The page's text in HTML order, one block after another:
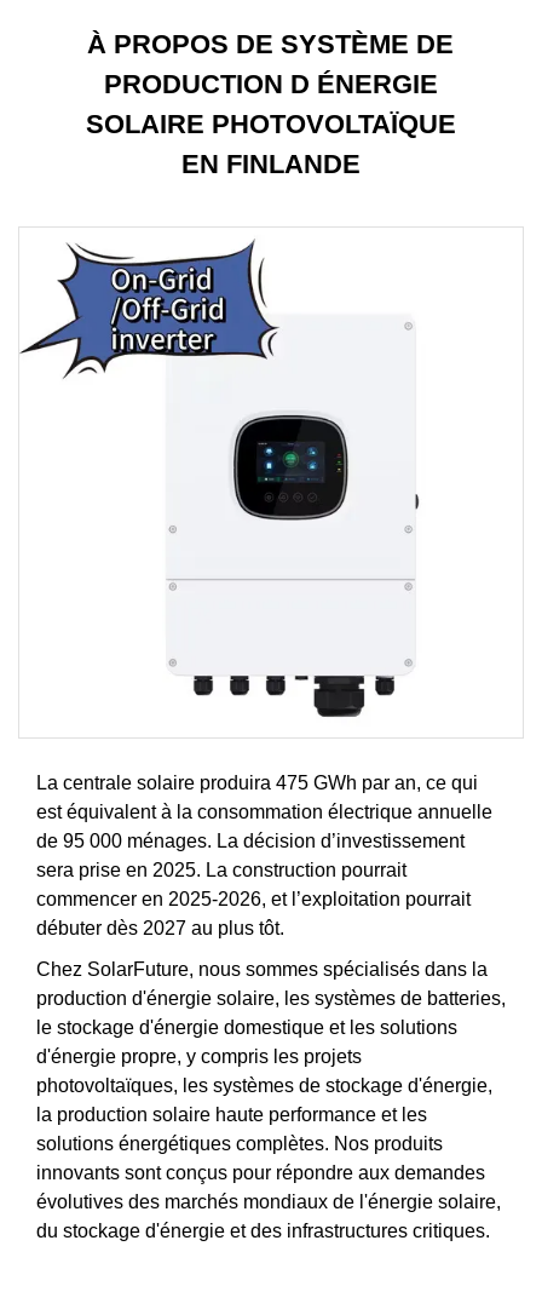
À PROPOS DE SYSTÈME DE
PRODUCTION D ÉNERGIE
SOLAIRE PHOTOVOLTAÏQUE
EN FINLANDE
La centrale solaire produira 475 GWh par an, ce qui
est équivalent à la consommation électrique annuelle
de 95 000 ménages. La décision d’investissement
sera prise en 2025. La construction pourrait
commencer en 2025-2026, et l’exploitation pourrait
débuter dès 2027 au plus tôt.
Chez SolarFuture, nous sommes spécialisés dans la
production d'énergie solaire, les systèmes de batteries,
le stockage d'énergie domestique et les solutions
d'énergie propre, y compris les projets
photovoltaïques, les systèmes de stockage d'énergie,
la production solaire haute performance et les
solutions énergétiques complètes. Nos produits
innovants sont conçus pour répondre aux demandes
évolutives des marchés mondiaux de l'énergie solaire,
du stockage d'énergie et des infrastructures critiques.